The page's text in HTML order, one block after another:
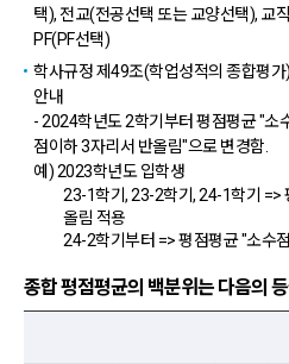
택), 전교(전공선택 또는 교양선택), 교
PF(PF선택)
학사규정 제49조(학업성적의 종합평
안내
- 2024학년도 2학기부터 평점평균 "소
점이하 3자리서 반올림"으로 변경함.
예) 2023학년도 입학생
23-1학기, 23-2학기, 24-1학기 =>
올림 적용
24-2학기부터 => 평점평균 "소수
종합 평점평균의 백분위는 다음의